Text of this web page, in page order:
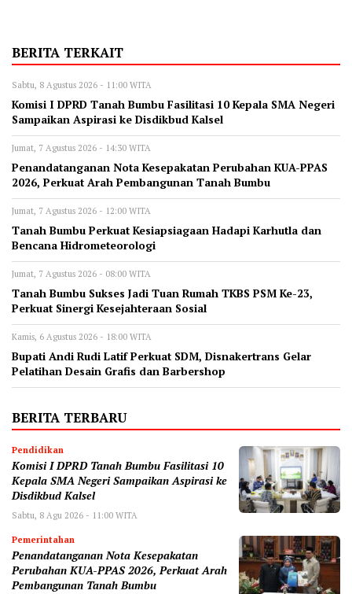
BERITA TERKAIT
Sabtu, 8 Agustus 2026 - 11:00 WITA
Komisi I DPRD Tanah Bumbu Fasilitasi 10 Kepala SMA Negeri
Sampaikan Aspirasi ke Disdikbud Kalsel
Jumat, 7 Agustus 2026 - 14:30 WITA
Penandatanganan Nota Kesepakatan Perubahan KUA-PPAS
2026, Perkuat Arah Pembangunan Tanah Bumbu
Jumat, 7 Agustus 2026 - 12:00 WITA
Tanah Bumbu Perkuat Kesiapsiagaan Hadapi Karhutla dan
Bencana Hidrometeorologi
Jumat, 7 Agustus 2026 - 08:00 WITA
Tanah Bumbu Sukses Jadi Tuan Rumah TKBS PSM Ke-23,
Perkuat Sinergi Kesejahteraan Sosial
Kamis, 6 Agustus 2026 - 18:00 WITA
Bupati Andi Rudi Latif Perkuat SDM, Disnakertrans Gelar
Pelatihan Desain Grafis dan Barbershop
BERITA TERBARU
Pendidikan
Komisi I DPRD Tanah Bumbu Fasilitasi 10
Kepala SMA Negeri Sampaikan Aspirasi ke
Disdikbud Kalsel
Sabtu, 8 Agu 2026 - 11:00 WITA
Pemerintahan
Penandatanganan Nota Kesepakatan
Perubahan KUA-PPAS 2026, Perkuat Arah
Pembangunan Tanah Bumbu